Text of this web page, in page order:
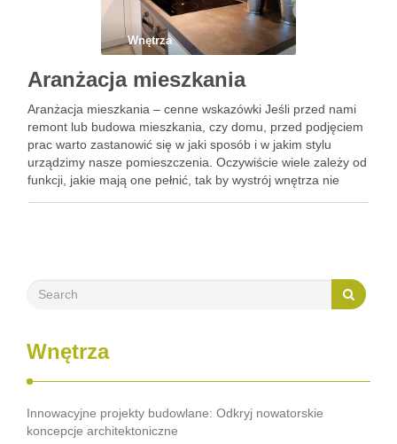
Wnętrza
Aranżacja mieszkania
Aranżacja mieszkania – cenne wskazówki Jeśli przed nami
remont lub budowa mieszkania, czy domu, przed podjęciem
prac warto zastanowić się w jaki sposób i w jakim stylu
urządzimy nasze pomieszczenia. Oczywiście wiele zależy od
funkcji, jakie mają one pełnić, tak by wystrój wnętrza nie
Wnętrza
Innowacyjne projekty budowlane: Odkryj nowatorskie
koncepcje architektoniczne